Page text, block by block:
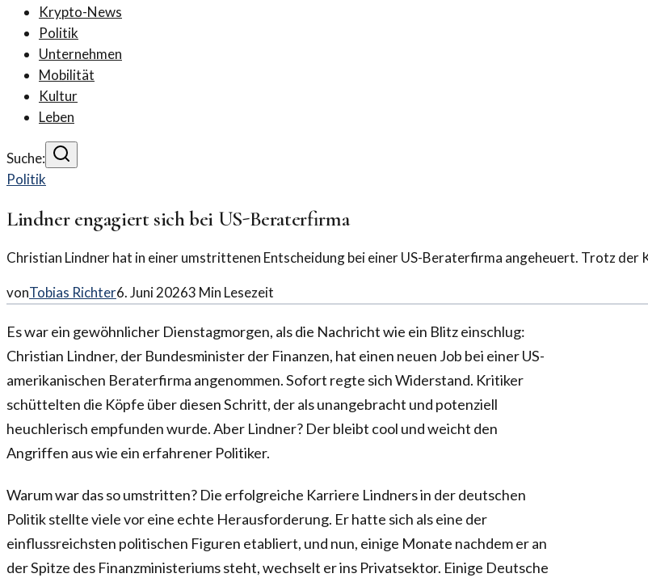
Krypto-News
Politik
Unternehmen
Mobilität
Kultur
Leben
Suche:
Politik
Lindner engagiert sich bei US-Beraterfirma
Christian Lindner hat in einer umstrittenen Entscheidung bei einer US-Beraterfirma angeheuert. Trotz
vonTobias Richter6. Juni 20263 Min Lesezeit
Es war ein gewöhnlicher Dienstagmorgen, als die Nachricht wie ein Blitz einschlug:
Christian Lindner, der Bundesminister der Finanzen, hat einen neuen Job bei einer US-
amerikanischen Beraterfirma angenommen. Sofort regte sich Widerstand. Kritiker
schüttelten die Köpfe über diesen Schritt, der als unangebracht und potenziell
heuchlerisch empfunden wurde. Aber Lindner? Der bleibt cool und weicht den
Angriffen aus wie ein erfahrener Politiker.
Warum war das so umstritten? Die erfolgreiche Karriere Lindners in der deutschen
Politik stellte viele vor eine echte Herausforderung. Er hatte sich als eine der
einflussreichsten politischen Figuren etabliert, und nun, einige Monate nachdem er an
der Spitze des Finanzministeriums steht, wechselt er ins Privatsektor. Einige Deutsche